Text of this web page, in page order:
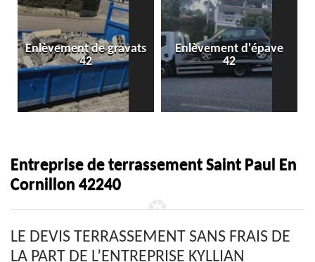
Enlèvement de gravats
42
Enlèvement d'épave
42
Entreprise de terrassement Saint Paul En
Cornillon 42240
LE DEVIS TERRASSEMENT SANS FRAIS DE
LA PART DE L’ENTREPRISE KYLLIAN